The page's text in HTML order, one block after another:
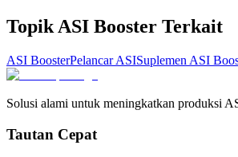
Topik ASI Booster Terkait
ASI BoosterPelancar ASISuplemen ASI
Solusi alami untuk meningkatkan produksi
Tautan Cepat